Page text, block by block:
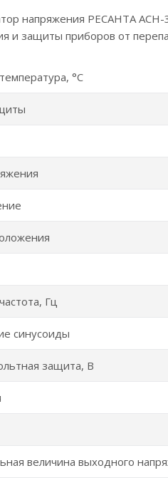
напряжения РЕСАНТА АСН-
и защиты приборов от
°C
Гц
синусоиды
защита, В
величина выходного